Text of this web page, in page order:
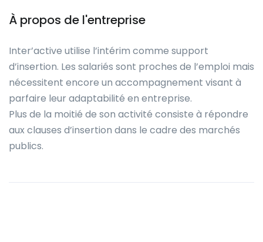
À propos de l'entreprise
Inter’active utilise l’intérim comme support
d’insertion. Les salariés sont proches de l’emploi mais
nécessitent encore un accompagnement visant à
parfaire leur adaptabilité en entreprise.
Plus de la moitié de son activité consiste à répondre
aux clauses d’insertion dans le cadre des marchés
publics.